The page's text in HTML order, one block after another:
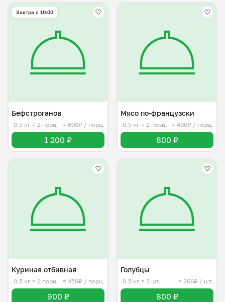
Завтра c 10:00
Бефстроганов
0.5 кг ≈ 2 порц. ≈ 600₽ / порц.
1 200 ₽
Мясо по-французски
0.5 кг ≈ 2 порц. ≈ 400₽ / порц.
800 ₽
Куриная отбивная
0.5 кг ≈ 2 порц. ≈ 450₽ / порц.
900 ₽
Голубцы
0.5 кг ≈ 3 шт. ≈ 266₽ / шт.
800 ₽